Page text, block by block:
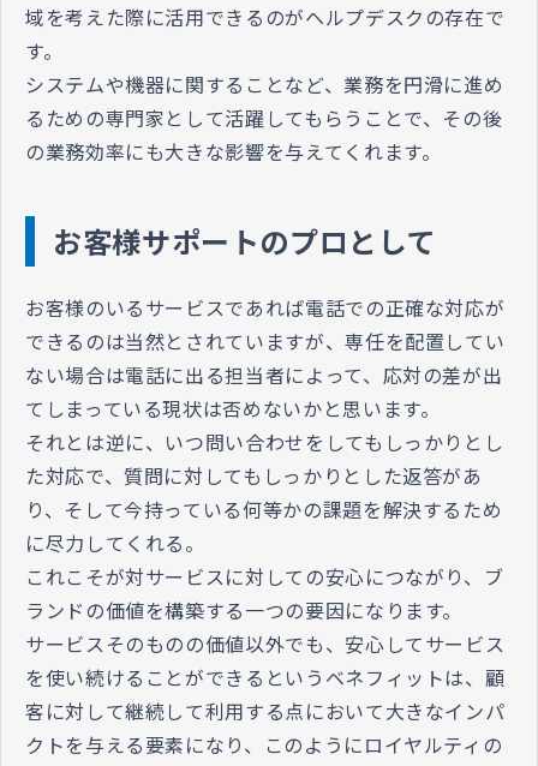
域を考えた際に活用できるのがヘルプデスクの存在で
す。
システムや機器に関することなど、業務を円滑に進め
るための専門家として活躍してもらうことで、その後
の業務効率にも大きな影響を与えてくれます。
お客様サポートのプロとして
お客様のいるサービスであれば電話での正確な対応が
できるのは当然とされていますが、専任を配置してい
ない場合は電話に出る担当者によって、応対の差が出
てしまっている現状は否めないかと思います。
それとは逆に、いつ問い合わせをしてもしっかりとし
た対応で、質問に対してもしっかりとした返答があ
り、そして今持っている何等かの課題を解決するため
に尽力してくれる。
これこそが対サービスに対しての安心につながり、ブ
ランドの価値を構築する一つの要因になります。
サービスそのものの価値以外でも、安心してサービス
を使い続けることができるというベネフィットは、顧
客に対して継続して利用する点において大きなインパ
クトを与える要素になり、このようにロイヤルティの